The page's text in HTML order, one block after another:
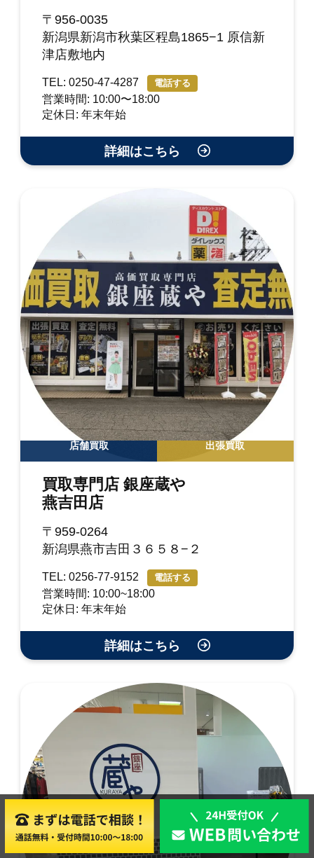
〒956-0035
新潟県新潟市秋葉区程島1865−1 原信新
津店敷地内
TEL: 0250-47-4287 電話する
営業時間: 10:00〜18:00
定休日: 年末年始
詳細はこちら
店舗買取 出張買取
買取専門店 銀座蔵や
燕吉田店
〒959-0264
新潟県燕市吉田３６５８−２
TEL: 0256-77-9152 電話する
営業時間: 10:00~18:00
定休日: 年末年始
詳細はこちら